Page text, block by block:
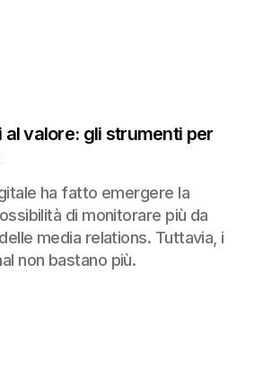
al valore: gli strumenti per
ha fatto emergere la
di monitorare più da
media relations. Tuttavia, i
non bastano più.